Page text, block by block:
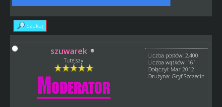
Szukaj
szuwarek
Tutejszy
Liczba postów: 2,400
Liczba wątków: 161
Dołączył: Mar 2012
Drużyna: Gryf Szczecin